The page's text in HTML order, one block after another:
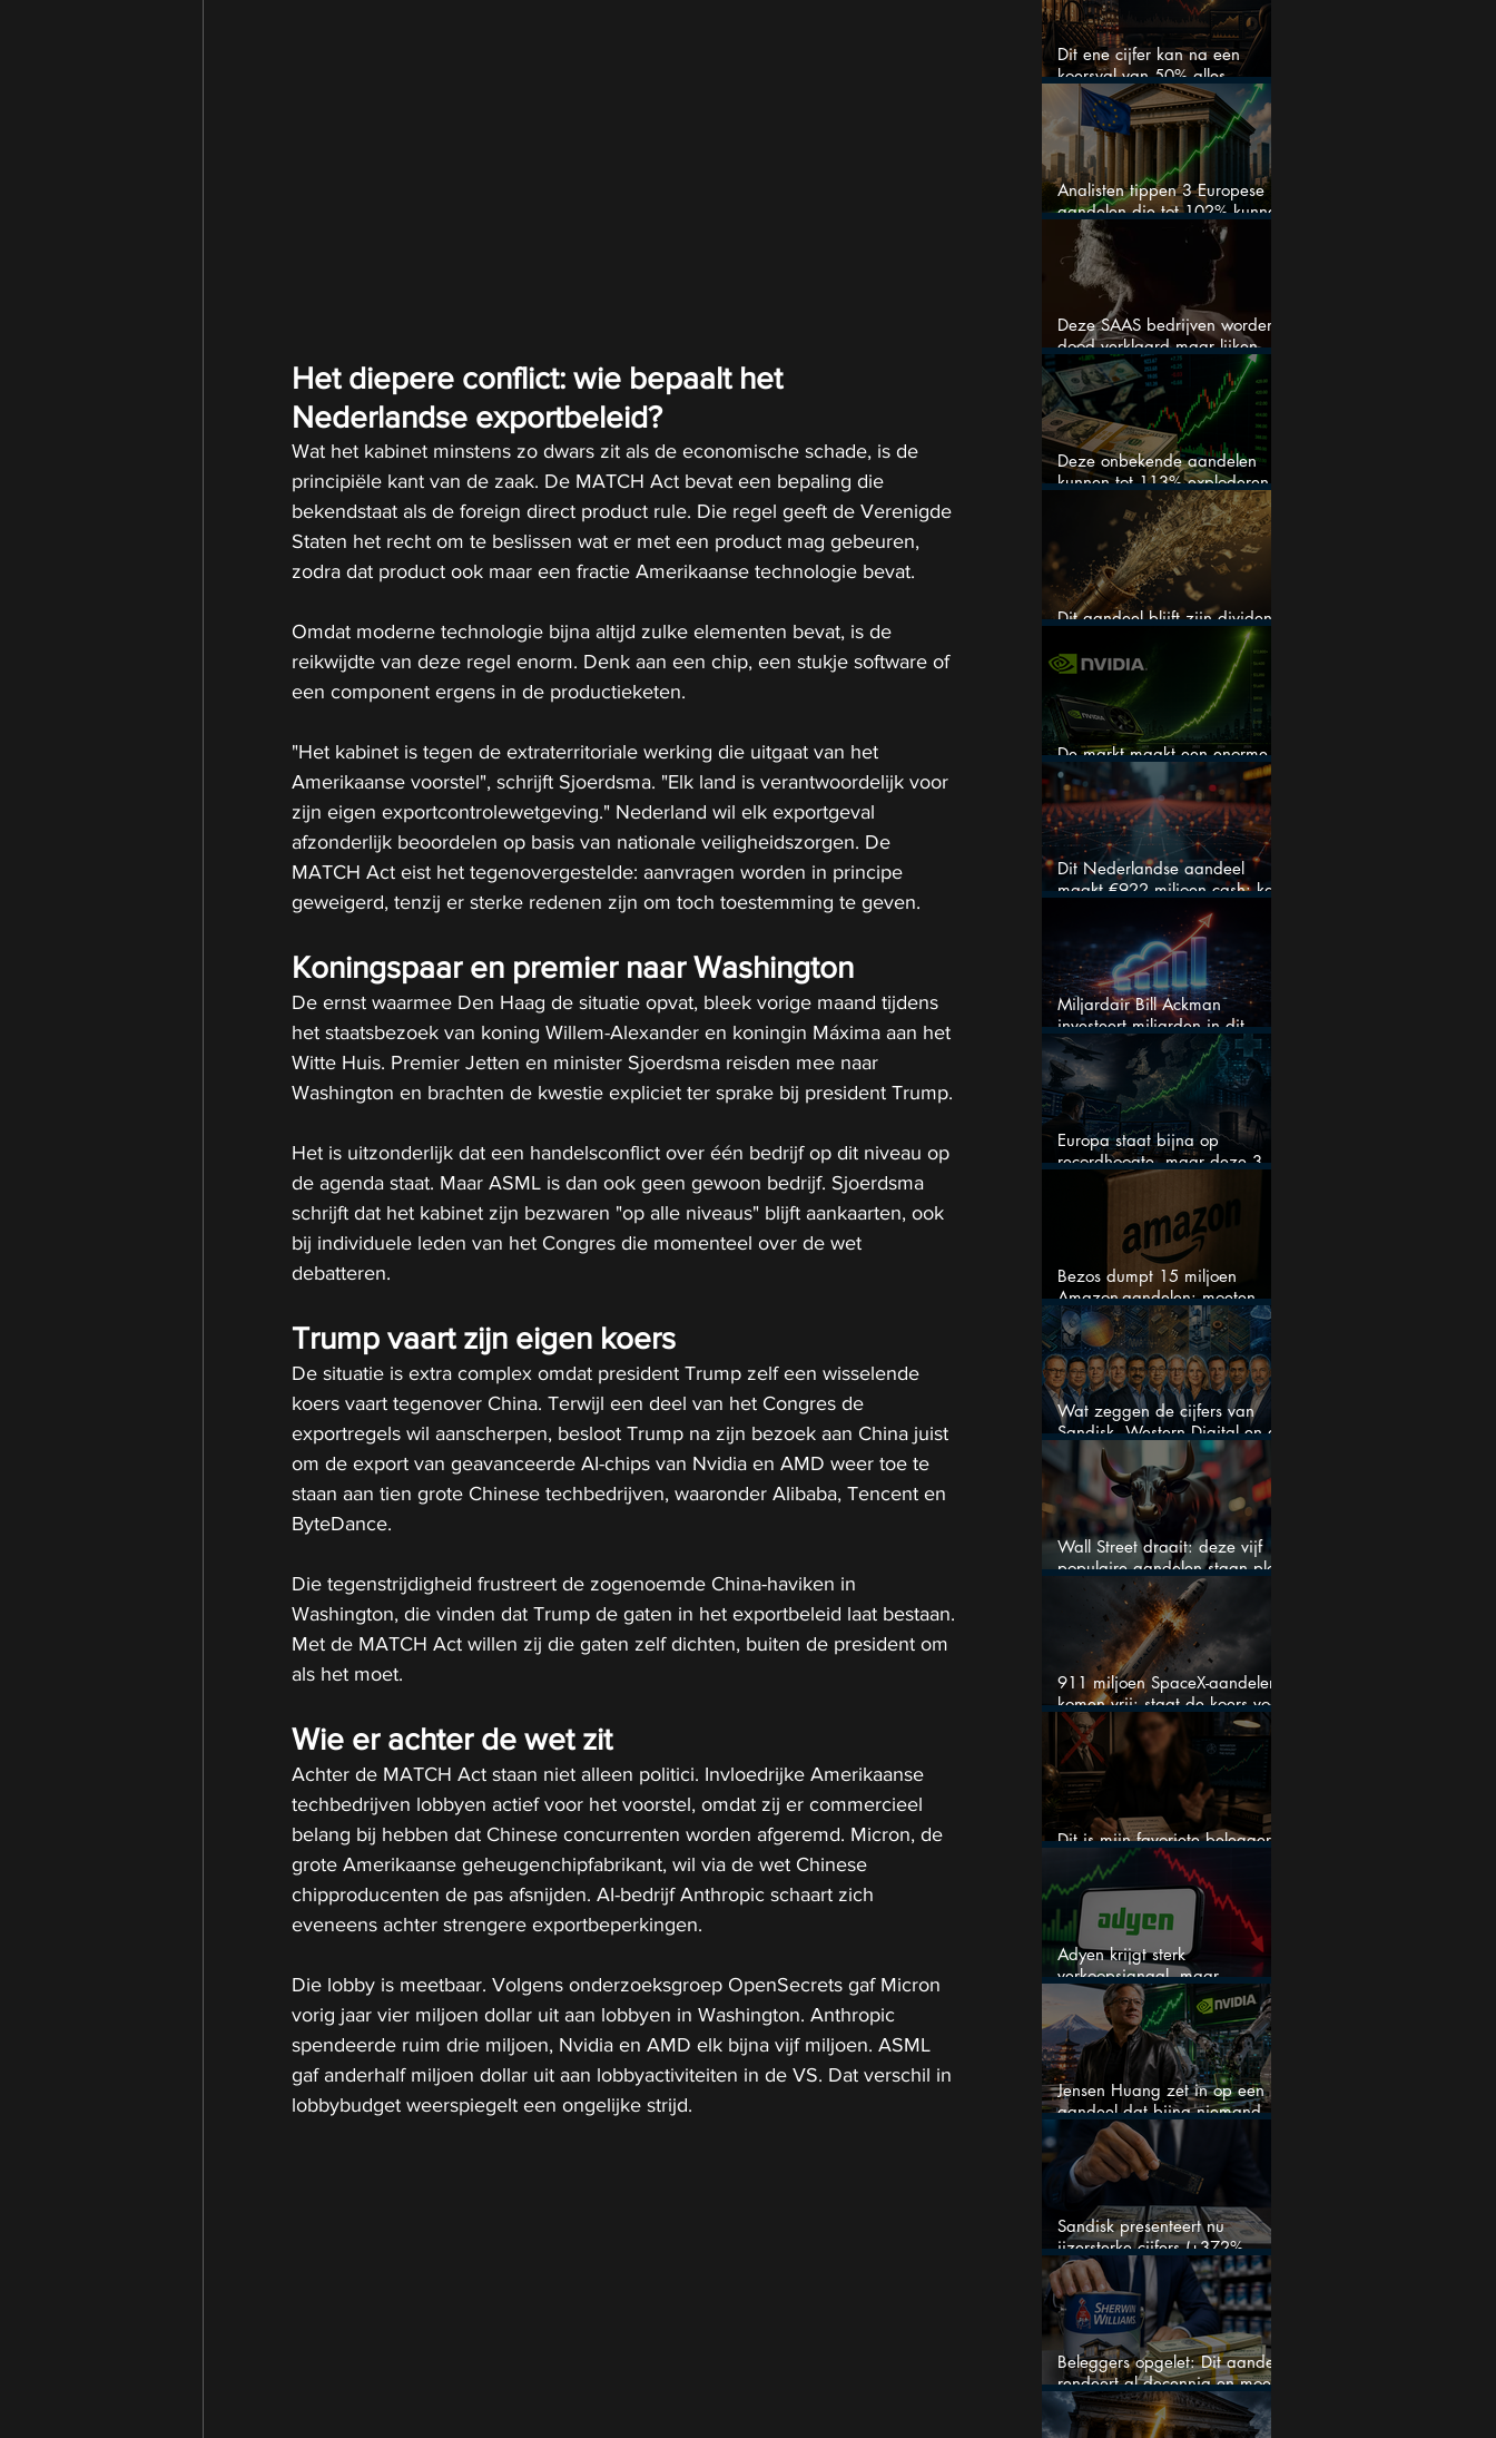
Het diepere conflict: wie bepaalt het
Nederlandse exportbeleid?
Wat het kabinet minstens zo dwars zit als de economische schade, is de
principiële kant van de zaak. De MATCH Act bevat een bepaling die
bekendstaat als de foreign direct product rule. Die regel geeft de Verenigde
Staten het recht om te beslissen wat er met een product mag gebeuren,
zodra dat product ook maar een fractie Amerikaanse technologie bevat.
Omdat moderne technologie bijna altijd zulke elementen bevat, is de
reikwijdte van deze regel enorm. Denk aan een chip, een stukje software of
een component ergens in de productieketen.
"Het kabinet is tegen de extraterritoriale werking die uitgaat van het
Amerikaanse voorstel", schrijft Sjoerdsma. "Elk land is verantwoordelijk voor
zijn eigen exportcontrolewetgeving." Nederland wil elk exportgeval
afzonderlijk beoordelen op basis van nationale veiligheidszorgen. De
MATCH Act eist het tegenovergestelde: aanvragen worden in principe
geweigerd, tenzij er sterke redenen zijn om toch toestemming te geven.
Koningspaar en premier naar Washington
De ernst waarmee Den Haag de situatie opvat, bleek vorige maand tijdens
het staatsbezoek van koning Willem-Alexander en koningin Máxima aan het
Witte Huis. Premier Jetten en minister Sjoerdsma reisden mee naar
Washington en brachten de kwestie expliciet ter sprake bij president Trump.
Het is uitzonderlijk dat een handelsconflict over één bedrijf op dit niveau op
de agenda staat. Maar ASML is dan ook geen gewoon bedrijf. Sjoerdsma
schrijft dat het kabinet zijn bezwaren "op alle niveaus" blijft aankaarten, ook
bij individuele leden van het Congres die momenteel over de wet
debatteren.
Trump vaart zijn eigen koers
De situatie is extra complex omdat president Trump zelf een wisselende
koers vaart tegenover China. Terwijl een deel van het Congres de
exportregels wil aanscherpen, besloot Trump na zijn bezoek aan China juist
om de export van geavanceerde AI-chips van Nvidia en AMD weer toe te
staan aan tien grote Chinese techbedrijven, waaronder Alibaba, Tencent en
ByteDance.
Die tegenstrijdigheid frustreert de zogenoemde China-haviken in
Washington, die vinden dat Trump de gaten in het exportbeleid laat bestaan.
Met de MATCH Act willen zij die gaten zelf dichten, buiten de president om
als het moet.
Wie er achter de wet zit
Achter de MATCH Act staan niet alleen politici. Invloedrijke Amerikaanse
techbedrijven lobbyen actief voor het voorstel, omdat zij er commercieel
belang bij hebben dat Chinese concurrenten worden afgeremd. Micron, de
grote Amerikaanse geheugenchipfabrikant, wil via de wet Chinese
chipproducenten de pas afsnijden. AI-bedrijf Anthropic schaart zich
eveneens achter strengere exportbeperkingen.
Die lobby is meetbaar. Volgens onderzoeksgroep OpenSecrets gaf Micron
vorig jaar vier miljoen dollar uit aan lobbyen in Washington. Anthropic
spendeerde ruim drie miljoen, Nvidia en AMD elk bijna vijf miljoen. ASML
gaf anderhalf miljoen dollar uit aan lobbyactiviteiten in de VS. Dat verschil in
lobbybudget weerspiegelt een ongelijke strijd.
Dit ene cijfer kan na een
koersval van 50% alles
veranderen
Analisten tippen 3 Europese
aandelen die tot 102% kunnen
stijgen
Deze SAAS bedrijven worden
dood verklaard maar lijken
springlevend
Deze onbekende aandelen
kunnen tot 113% exploderen
(één springt eruit)
Dit aandeel blijft zijn dividend
verhogen, wat er ook gebeurt
De markt maakt een enorme
fout bij Nvidia
Dit Nederlandse aandeel
maakt €922 miljoen cash: kan
dit dividendaandeel blijven
Miljardair Bill Ackman
investeert miljarden in dit
techaandeel
Europa staat bijna op
recordhoogte, maar deze 3
sectoren vallen nu op
Bezos dumpt 15 miljoen
Amazon-aandelen: moeten
beleggers zich zorgen maken?
Wat zeggen de cijfers van
Sandisk, Western Digital en de
AI-Infrastructuur aandelen mij
werkelijk
Wall Street draait: deze vijf
populaire aandelen staan plots
onder spanning
911 miljoen SpaceX-aandelen
komen vrij: staat de koers voor
een nieuwe crash?
Dit is mijn favoriete belegger…
en het is niet Warren Buffett
Adyen krijgt sterk
verkoopsignaal, maar
analisten zien juist een
koopkans
Jensen Huang zet in op een
aandeel dat bijna niemand
Sandisk presenteert nu
ijzersterke cijfers (+372%
omzetgroei), toch zakt het
aandeel weg
Beleggers opgelet: Dit aandeel
rendeert al decennia en moet
op je watchlist staan!